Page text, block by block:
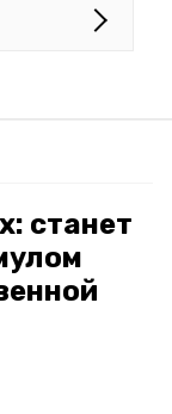
станет